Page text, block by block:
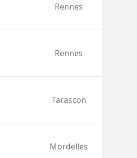
Rennes
Rennes
Tarascon
Mordelles